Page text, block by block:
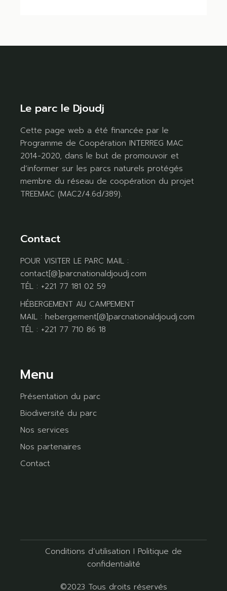
Le parc le Djoudj
Cette page web a été financée par le
Programme de Coopération INTERREG MAC
2014-2020, dans le but de promouvoir et
d’informer sur les parcs naturels protégés
membre du réseau de coopération du projet
TREEMAC (MAC2/4.6d/389).
Contact
POUR VISITER LE PARC MAIL :
contact[@]parcnationaldjoudj.com
TÉL : +221 77 181 02 59
HÉBERGEMENT AU CAMPEMENT
MAIL : hebergement[@]parcnationaldjoudj.com
TÉL : +221 77 710 86 18
Menu
Présentation du parc
Biodiversité du parc
Nos services
Nos partenaires
Contact
Conditions d’utilisation I Politique de
confidentialité
©2023 Tous droits réservés